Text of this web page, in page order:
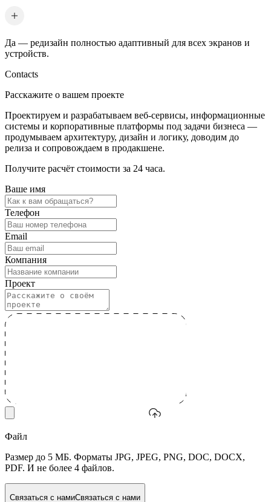
Да — редизайн полностью адаптивный для всех экранов и
устройств.
Contacts
Расскажите о вашем проекте
Проектируем и разрабатываем веб-сервисы, информационные
системы и корпоративные платформы под задачи бизнеса —
продумываем архитектуру, дизайн и логику, доводим до
релиза и сопровождаем в продакшене.
Получите расчёт стоимости за 24 часа.
Ваше имя
Телефон
Email
Компания
Проект
Файл
Размер до 5 МБ. Форматы JPG, JPEG, PNG, DOC, DOCX,
PDF. И не более 4 файлов.
Связаться с намиСвязаться с нами